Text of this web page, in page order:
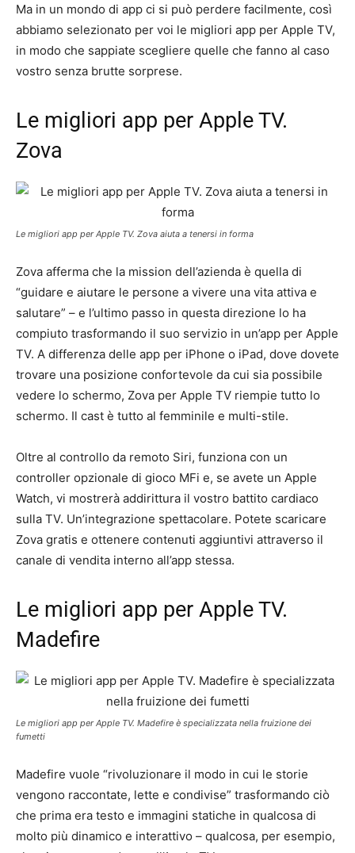
Ma in un mondo di app ci si può perdere facilmente, così
abbiamo selezionato per voi le migliori app per Apple TV,
in modo che sappiate scegliere quelle che fanno al caso
vostro senza brutte sorprese.
Le migliori app per Apple TV.
Zova
Le migliori app per Apple TV. Zova aiuta a tenersi in forma
Zova afferma che la mission dell’azienda è quella di
“guidare e aiutare le persone a vivere una vita attiva e
salutare” – e l’ultimo passo in questa direzione lo ha
compiuto trasformando il suo servizio in un’app per Apple
TV. A differenza delle app per iPhone o iPad, dove dovete
trovare una posizione confortevole da cui sia possibile
vedere lo schermo, Zova per Apple TV riempie tutto lo
schermo. Il cast è tutto al femminile e multi-stile.
Oltre al controllo da remoto Siri, funziona con un
controller opzionale di gioco MFi e, se avete un Apple
Watch, vi mostrerà addirittura il vostro battito cardiaco
sulla TV. Un’integrazione spettacolare. Potete scaricare
Zova gratis e ottenere contenuti aggiuntivi attraverso il
canale di vendita interno all’app stessa.
Le migliori app per Apple TV.
Madefire
Le migliori app per Apple TV. Madefire è specializzata nella fruizione dei
fumetti
Madefire vuole “rivoluzionare il modo in cui le storie
vengono raccontate, lette e condivise” trasformando ciò
che prima era testo e immagini statiche in qualcosa di
molto più dinamico e interattivo – qualcosa, per esempio,